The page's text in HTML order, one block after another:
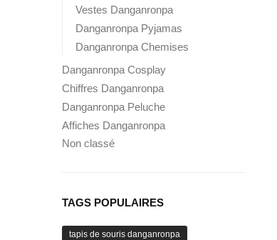
Vestes Danganronpa
Danganronpa Pyjamas
Danganronpa Chemises
Danganronpa Cosplay
Chiffres Danganronpa
Danganronpa Peluche
Affiches Danganronpa
Non classé
TAGS POPULAIRES
tapis de souris danganronpa